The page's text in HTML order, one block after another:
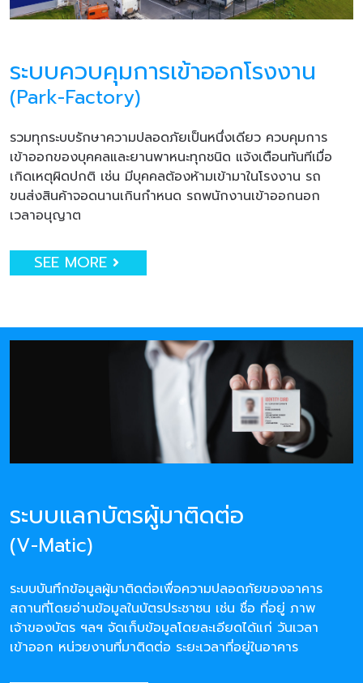
ระบบควบคุมการเข้าออกโรงงาน
(Park-Factory)
รวมทุกระบบรักษาความปลอดภัยเป็นหนึ่งเดียว ควบคุมการ
เข้าออกของบุคคลและยานพาหนะทุกชนิด แจ้งเตือนทันทีเมื่อ
เกิดเหตุผิดปกติ เช่น มีบุคคลต้องห้ามเข้ามาในโรงงาน รถ
ขนส่งสินค้าจอดนานเกินกำหนด รถพนักงานเข้าออกนอก
เวลาอนุญาต
SEE MORE
ระบบแลกบัตรผู้มาติดต่อ
(V-Matic)
ระบบบันทึกข้อมูลผู้มาติดต่อเพื่อความปลอดภัยของอาคาร
สถานที่โดยอ่านข้อมูลในบัตรประชาชน เช่น ชื่อ ที่อยู่ ภาพ
เจ้าของบัตร ฯลฯ จัดเก็บข้อมูลโดยละเอียดได้แก่ วันเวลา
เข้าออก หน่วยงานที่มาติดต่อ ระยะเวลาที่อยู่ในอาคาร